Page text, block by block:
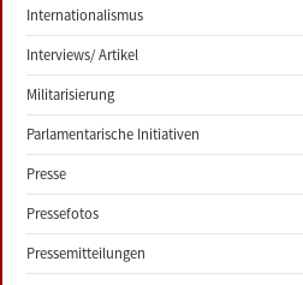
Internationalismus
Interviews/ Artikel
Militarisierung
Parlamentarische Initiativen
Presse
Pressefotos
Pressemitteilungen